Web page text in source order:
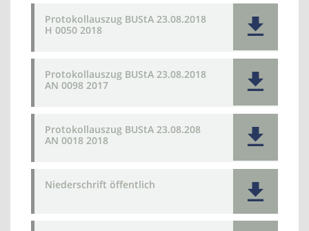
Protokollauszug BUStA 23.08.2018
H 0050 2018
Protokollauszug BUStA 23.08.2018
AN 0098 2017
Protokollauszug BUStA 23.08.208
AN 0018 2018
Niederschrift öffentlich